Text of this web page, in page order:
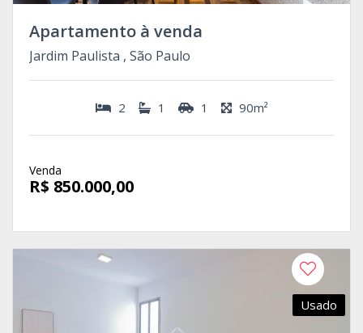
Apartamento à venda
Jardim Paulista , São Paulo
2 1 1 90m²
Venda
R$ 850.000,00
Usado